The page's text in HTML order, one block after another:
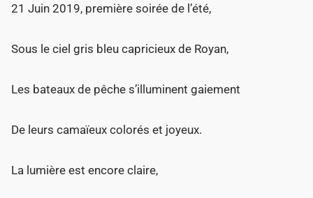
21 Juin 2019, première soirée de l’été,
Sous le ciel gris bleu capricieux de Royan,
Les bateaux de pêche s’illuminent gaiement
De leurs camaïeux colorés et joyeux.
La lumière est encore claire,